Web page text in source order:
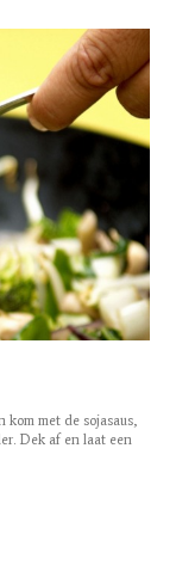
met de sojasaus,
Dek af en laat een